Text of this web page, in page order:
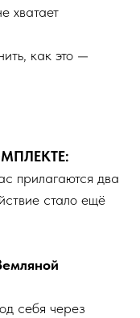
хватает
как это —
прилагаются два
стало ещё
себя через